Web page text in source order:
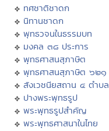
ทศชาติชาดก
นิทานชาดก
พุทธวจนในธรรมบท
มงคล ๓๘ ประการ
พุทธศาสนสุภาษิต
พุทธศาสนสุภาษิต ๖๒๑
สังเวชนียสถาน ๔ ตำบล
ปางพระพุทธรูป
พระพุทธรูปสำคัญ
พระพุทธศาสนาในไทย